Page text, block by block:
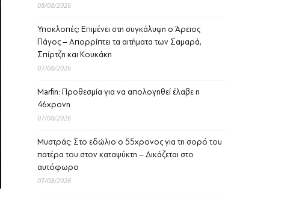
08/08/2026
Υποκλοπές: Επιμένει στη συγκάλυψη ο Άρειος
Πάγος – Απορρίπτει τα αιτήματα των Σαμαρά,
Σπίρτζη και Κουκάκη
07/08/2026
Marfin: Προθεσμία για να απολογηθεί έλαβε η
46χρονη
07/08/2026
Μυστράς: Στο εδώλιο ο 55χρονος για τη σορό του
πατέρα του στον καταψύκτη – Δικάζεται στο
αυτόφωρο
07/08/2026